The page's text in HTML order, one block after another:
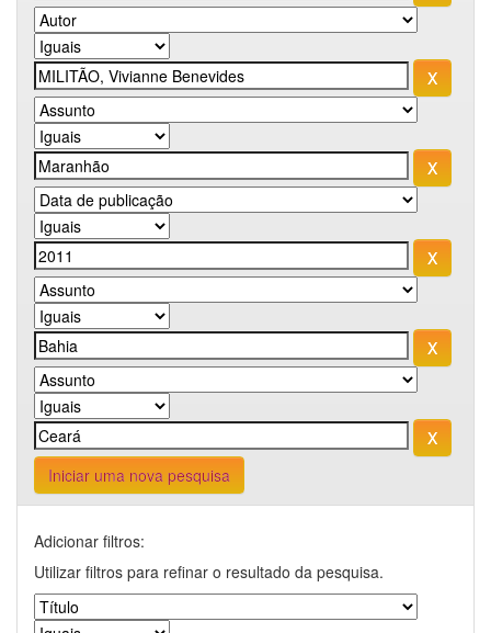
Iniciar uma nova pesquisa
Adicionar filtros:
Utilizar filtros para refinar o resultado da pesquisa.